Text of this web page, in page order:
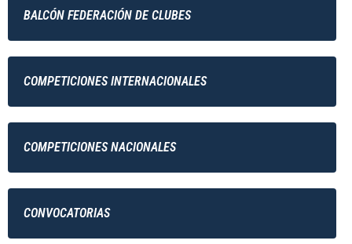
BALCÓN FEDERACIÓN DE CLUBES
COMPETICIONES INTERNACIONALES
COMPETICIONES NACIONALES
CONVOCATORIAS